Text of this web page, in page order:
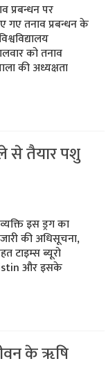
प्रबन्धन पर
गए तनाव प्रबन्धन के
को तनाव
की अध्यक्षता
से तैयार पशु
इस ड्रग का
की अधिसूचना,
टाइम्‍स ब्‍यूरो
और इसके
के ॠषि